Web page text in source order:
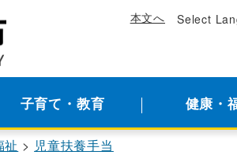
本文へ Select
子育て・教育 健康・
祉 児童扶養手当